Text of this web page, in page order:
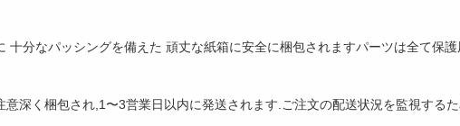
分なパッシングを備えた 頑丈な紙箱に安全に梱包されますパーツは全て保
深く梱包され,1〜3営業日以内に発送されます.ご注文の配送状況を監視する